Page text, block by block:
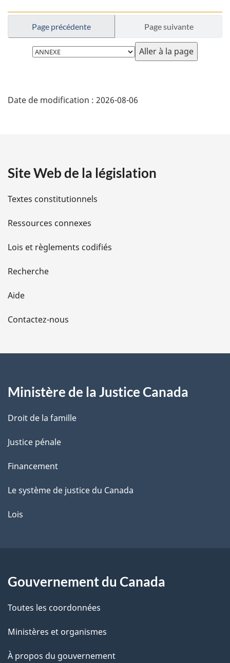
Page précédente Page suivante
Choisissez
la
é
i
l
s
d
e
l
a
e
Date de modification : 2026-08-06
Site Web de la législation
Textes constitutionnels
Ressources connexes
Lois et règlements codifiés
Recherche
Aide
Contactez-nous
Ministère de la Justice Canada
Droit de la famille
Justice pénale
Financement
Le système de justice du Canada
Lois
Gouvernement du Canada
Toutes les coordonnées
Ministères et organismes
À propos du gouvernement